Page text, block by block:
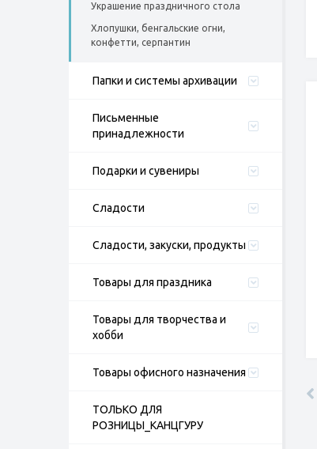
Украшение праздничного стола
Хлопушки, бенгальские огни,
конфетти, серпантин
Папки и системы архивации
Письменные
принадлежности
Подарки и сувениры
Сладости
Сладости, закуски, продукты
Товары для праздника
Товары для творчества и
хобби
Товары офисного назначения
ТОЛЬКО ДЛЯ
РОЗНИЦЫ_КАНЦГУРУ